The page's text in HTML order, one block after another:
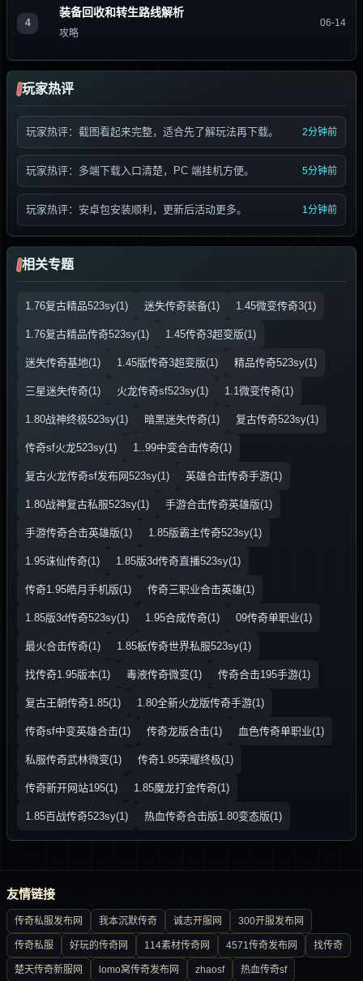
4
装备回收和转生路线解析
攻略
06-14
玩家热评
玩家热评：截图看起来完整，适合先了解玩法再下载。 2分钟前
玩家热评：多端下载入口清楚，PC 端挂机方便。 5分钟前
玩家热评：安卓包安装顺利，更新后活动更多。 1分钟前
相关专题
1.76复古精品523sy(1) 迷失传奇装备(1) 1.45微变传奇3(1)
1.76复古精品传奇523sy(1) 1.45传奇3超变版(1)
迷失传奇基地(1) 1.45版传奇3超变版(1) 精品传奇523sy(1)
三星迷失传奇(1) 火龙传奇sf523sy(1) 1.1微变传奇(1)
1.80战神终极523sy(1) 暗黑迷失传奇(1) 复古传奇523sy(1)
传奇sf火龙523sy(1) 1..99中变合击传奇(1)
复古火龙传奇sf发布网523sy(1) 英雄合击传奇手游(1)
1.80战神复古私服523sy(1) 手游合击传奇英雄版(1)
手游传奇合击英雄版(1) 1.85版霸主传奇523sy(1)
1.95诛仙传奇(1) 1.85版3d传奇直播523sy(1)
传奇1.95皓月手机版(1) 传奇三职业合击英雄(1)
1.85版3d传奇523sy(1) 1.95合成传奇(1) 09传奇单职业(1)
最火合击传奇(1) 1.85板传奇世界私服523sy(1)
找传奇1.95版本(1) 毒液传奇微变(1) 传奇合击195手游(1)
复古王朝传奇1.85(1) 1.80全新火龙版传奇手游(1)
传奇sf中变英雄合击(1) 传奇龙版合击(1) 血色传奇单职业(1)
私服传奇武林微变(1) 传奇1.95荣耀终极(1)
传奇新开网站195(1) 1.85魔龙打金传奇(1)
1.85百战传奇523sy(1) 热血传奇合击版1.80变态版(1)
友情链接
传奇私服发布网 我本沉默传奇 诚志开服网 300开服发布网
传奇私服 好玩的传奇网 114素材传奇网 4571传奇发布网 找传奇
楚天传奇新服网 lomo窝传奇发布网 zhaosf 热血传奇sf